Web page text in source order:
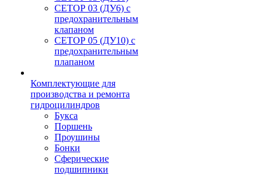
CЕТОР 03 (ДУ6) с
предохранительным
клапаном
CЕТОР 05 (ДУ10) с
предохранительным
плапаном
Комплектующие для
производства и ремонта
гидроцилиндров
Букса
Поршень
Проушины
Бонки
Сферические
подшипники